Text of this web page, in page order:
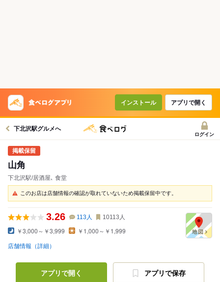
インストール アプリで開く
下北沢駅グルメへ
ログイン
山角
下北沢駅/居酒屋､ 食堂
このお店は店舗情報の確認が取れていないため掲載保留中です。
3.26 113人 10113 人
￥3,000～￥3,999 ￥1,000～￥1,999
店舗情報（詳細）
アプリで開く アプリで保存